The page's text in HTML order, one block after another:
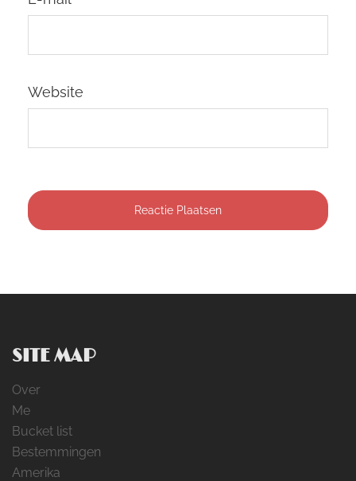
Website
SITE MAP
Over
Me
Bucket list
Bestemmingen
Amerika